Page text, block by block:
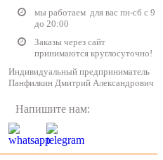
мы работаем для вас пн-сб с 9
до 20:00
Заказы через сайт
принимаются круглосуточно!
Индивидуальный предприниматель
Панфилкин Дмитрий Александрович
Напишите нам: